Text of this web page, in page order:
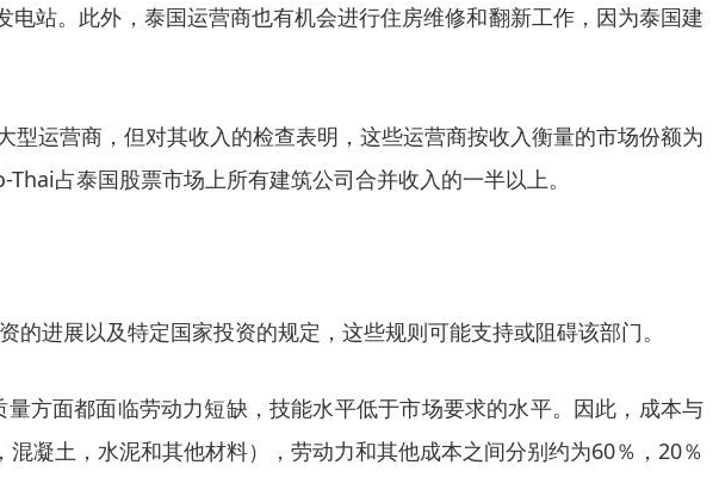
站。此外，泰国运营商也有机会进行住房维修和翻新工作，因为泰国建
运营商，但对其收入的检查表明，这些运营商按收入衡量的市场份额为
占泰国股票市场上所有建筑公司合并收入的一半以上。
进展以及特定国家投资的规定，这些规则可能支持或阻碍该部门。
方面都面临劳动力短缺，技能水平低于市场要求的水平。因此，成本与
凝土，水泥和其他材料），劳动力和其他成本之间分别约为60％，20％